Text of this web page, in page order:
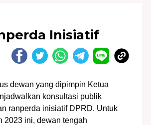
Inisiatif
dewan yang dipimpin Ketua
konsultasi publik
ranperda inisiatif DPRD. Untuk
2023 ini, dewan tengah